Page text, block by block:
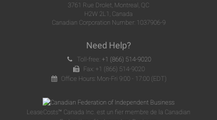
3761 Rue Drolet, Montreal, QC
H2W 2L1, Canada
Canadian Corporation Number: 1037906-9
Need Help?
Toll-free: +1 (866) 514-9020
Fax: +1 (866) 514-9020
Office Hours: Mon-Fri 9:00 - 17:00 (EDT)
LeaseCosts™ Canada Inc. est un fier membre de la Canadian